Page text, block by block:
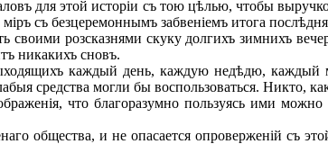
для этой исторіи съ тою цѣлью, чтобы
съ безцеремоннымъ забвеніемъ итога
своими розсказнями скуку долгихъ зимнихъ
никакихъ сновъ.
каждый день, каждую недѣдю,
средства могли бы воспользоваться. Никто,
что благоразумно пользуясь ими
общества, и не опасается опроверженій съ